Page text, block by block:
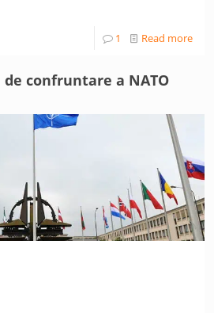
1 Read more
confruntare a NATO